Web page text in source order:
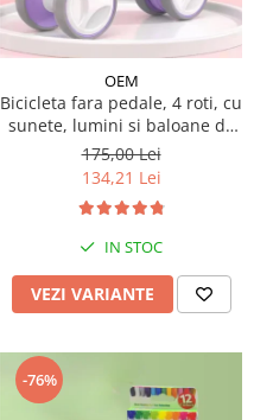
OEM
Bicicleta fara pedale, 4 roti, cu
sunete, lumini si baloane de
sapun
175,00 Lei
134,21 Lei
IN STOC
VEZI VARIANTE
-76%